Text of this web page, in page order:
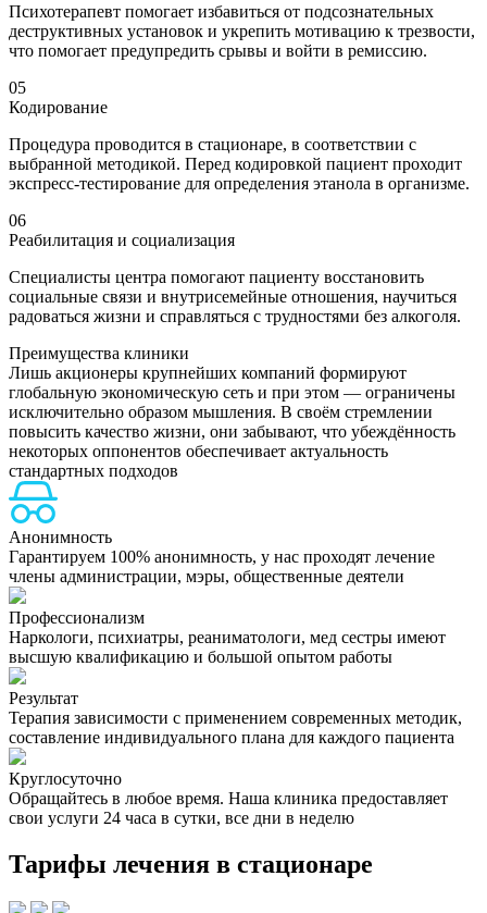
Психотерапевт помогает избавиться от подсознательных
деструктивных установок и укрепить мотивацию к трезвости,
что помогает предупредить срывы и войти в ремиссию.
05
Кодирование
Процедура проводится в стационаре, в соответствии с
выбранной методикой. Перед кодировкой пациент проходит
экспресс-тестирование для определения этанола в организме.
06
Реабилитация и социализация
Специалисты центра помогают пациенту восстановить
социальные связи и внутрисемейные отношения, научиться
радоваться жизни и справляться с трудностями без алкоголя.
Преимущества клиники
Лишь акционеры крупнейших компаний формируют
глобальную экономическую сеть и при этом — ограничены
исключительно образом мышления. В своём стремлении
повысить качество жизни, они забывают, что убеждённость
некоторых оппонентов обеспечивает актуальность
стандартных подходов
Анонимность
Гарантируем 100% анонимность, у нас проходят лечение
члены администрации, мэры, общественные деятели
Профессионализм
Наркологи, психиатры, реаниматологи, мед сестры имеют
высшую квалификацию и большой опытом работы
Результат
Терапия зависимости с применением современных методик,
составление индивидуального плана для каждого пациента
Круглосуточно
Обращайтесь в любое время. Наша клиника предоставляет
свои услуги 24 часа в сутки, все дни в неделю
Тарифы лечения в стационаре